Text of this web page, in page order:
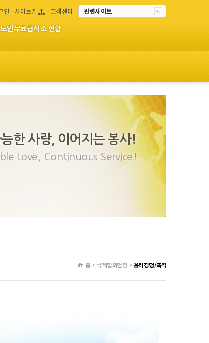
인 사이트맵 고객센터 관련사이트
인무료급식소 현황
한 사랑, 이어지는 봉사!
Love, Continuous Service!
홈 > 국제협회헌장 >윤리강령/목적